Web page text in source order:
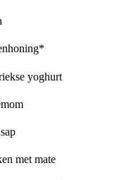
yoghurt
met mate